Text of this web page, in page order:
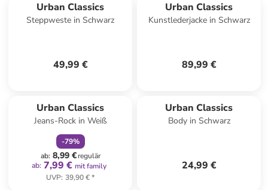
Urban Classics
Steppweste in Schwarz
49,99 €
Urban Classics
Kunstlederjacke in Schwarz
89,99 €
Urban Classics
Jeans-Rock in Weiß
-79%
ab: 8,99 €regulär
ab: 7,99 € mit family
UVP: 39,90 €*
Urban Classics
Body in Schwarz
24,99 €